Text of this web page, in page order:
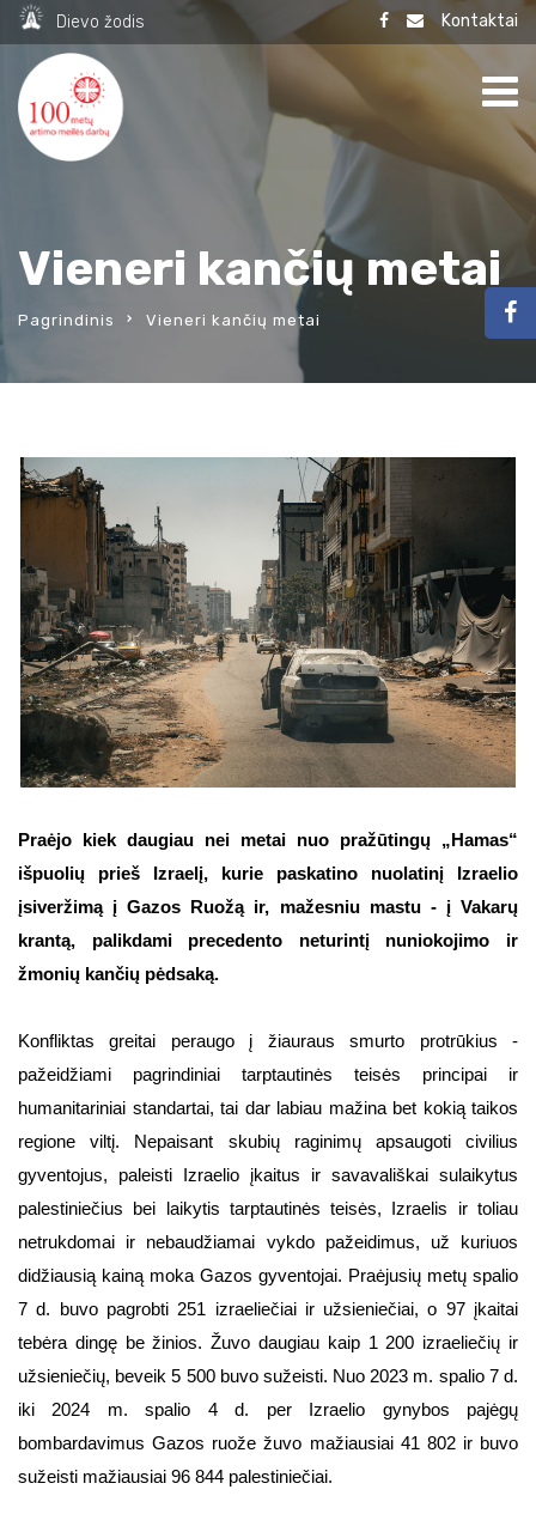
Dievo žodis Kontaktai
Vieneri kančių metai
Pagrindinis Vieneri kančių metai
Praėjo kiek daugiau nei metai nuo pražūtingų „Hamas“
išpuolių prieš Izraelį, kurie paskatino nuolatinį Izraelio
įsiveržimą į Gazos Ruožą ir, mažesniu mastu - į Vakarų
krantą, palikdami precedento neturintį nuniokojimo ir
žmonių kančių pėdsaką.
Konfliktas greitai peraugo į žiauraus smurto protrūkius -
pažeidžiami pagrindiniai tarptautinės teisės principai ir
humanitariniai standartai, tai dar labiau mažina bet kokią taikos
regione viltį. Nepaisant skubių raginimų apsaugoti civilius
gyventojus, paleisti Izraelio įkaitus ir savavališkai sulaikytus
palestiniečius bei laikytis tarptautinės teisės, Izraelis ir toliau
netrukdomai ir nebaudžiamai vykdo pažeidimus, už kuriuos
didžiausią kainą moka Gazos gyventojai. Praėjusių metų spalio
7 d. buvo pagrobti 251 izraeliečiai ir užsieniečiai, o 97 įkaitai
tebėra dingę be žinios. Žuvo daugiau kaip 1 200 izraeliečių ir
užsieniečių, beveik 5 500 buvo sužeisti. Nuo 2023 m. spalio 7 d.
iki 2024 m. spalio 4 d. per Izraelio gynybos pajėgų
bombardavimus Gazos ruože žuvo mažiausiai 41 802 ir buvo
sužeisti mažiausiai 96 844 palestiniečiai.